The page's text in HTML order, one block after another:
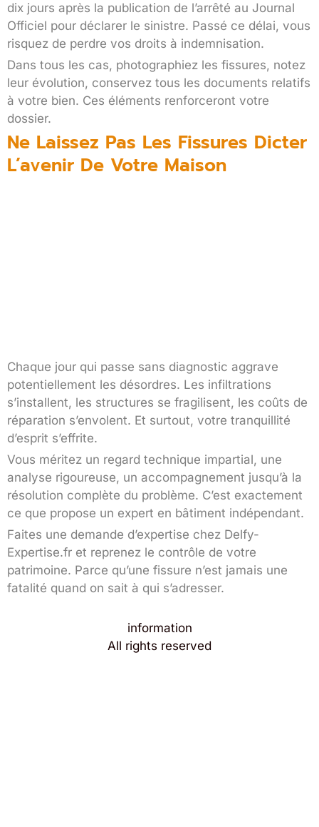
dix jours après la publication de l’arrêté au Journal
Officiel pour déclarer le sinistre. Passé ce délai, vous
risquez de perdre vos droits à indemnisation.
Dans tous les cas, photographiez les fissures, notez
leur évolution, conservez tous les documents relatifs
à votre bien. Ces éléments renforceront votre
dossier.
Ne Laissez Pas Les Fissures Dicter
L’avenir De Votre Maison
Chaque jour qui passe sans diagnostic aggrave
potentiellement les désordres. Les infiltrations
s’installent, les structures se fragilisent, les coûts de
réparation s’envolent. Et surtout, votre tranquillité
d’esprit s’effrite.
Vous méritez un regard technique impartial, une
analyse rigoureuse, un accompagnement jusqu’à la
résolution complète du problème. C’est exactement
ce que propose un expert en bâtiment indépendant.
Faites une demande d’expertise chez Delfy-
Expertise.fr et reprenez le contrôle de votre
patrimoine. Parce qu’une fissure n’est jamais une
fatalité quand on sait à qui s’adresser.
information
All rights reserved